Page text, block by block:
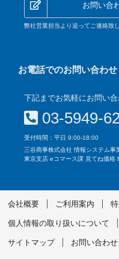
お問い合
弊社営業担当より追ってご連絡致し
お電話でのお問い合わせ
下記までお気軽にお問い合
03-5949-
受付時間：平日 9:00-18:00
三谷商事株式会社 情報システム事
東京支店 eコマース課 見てね価格
会社概要 ご利用案内
個人情報の取り扱いについて
サイトマップ お問い合わせ